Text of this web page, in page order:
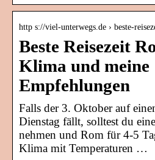
http s://viel-unterwegs.de › beste-
Beste Reisezeit
Klima und meine
Empfehlungen
Falls der 3. Oktober auf
Dienstag fällt, solltest du
nehmen und Rom für 4-5
Klima mit Temperaturen …